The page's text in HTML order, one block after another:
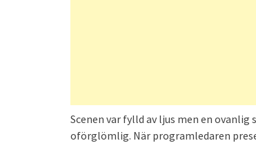
Scenen var fylld av ljus men en
oförglömlig. När programledaren